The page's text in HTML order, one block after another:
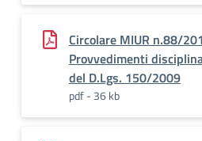
Circolare MIUR n.88/
Provvedimenti
del D.Lgs. 150/2009
pdf - 36 kb